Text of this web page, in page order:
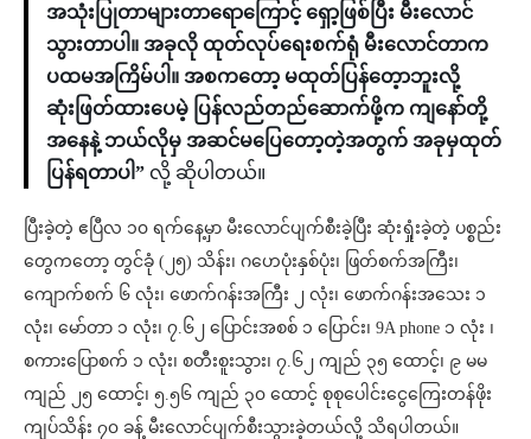
အသုံးပြုတာများတာရောကြောင့် ရှော့ဖြစ်ပြီး မီးလောင်
သွားတာပါ။ အခုလို ထုတ်လုပ်ရေးစက်ရုံ မီးလောင်တာက
ပထမအကြိမ်ပါ။ အစကတော့ မထုတ်ပြန်တေ့ာဘူးလို့
ဆုံးဖြတ်ထားပေမဲ့ ပြန်လည်တည်ဆောက်ဖို့က ကျနော်တို့
အနေနဲ့ ဘယ်လိုမှ အဆင်မပြေတော့တဲ့အတွက် အခုမှထုတ်
ပြန်ရတာပါ” လို့ ဆိုပါတယ်။
ပြီးခဲ့တဲ့ ဧပြီလ ၁၀ ရက်နေ့မှာ မီးလောင်ပျက်စီးခဲ့ပြီး ဆုံးရှုံးခဲ့တဲ့ ပစ္စည်း
တွေကတော့ တွင်ခုံ (၂၅) သိန်း၊ ဂဟေပုံးနှစ်ပုံး၊ ဖြတ်စက်အကြီး၊
ကျောက်စက် ၆ လုံး၊ ဖောက်ဂန်းအကြီး ၂ လုံး၊ ဖောက်ဂန်းအသေး ၁
လုံး၊ မော်တာ ၁ လုံး၊ ၇.၆၂ ပြောင်းအစစ် ၁ ပြောင်း၊ 9A phone ၁ လုံး ၊
စကားပြောစက် ၁ လုံး၊ စတီးစူးသွား၊ ၇.၆၂ ကျည် ၃၅ ထောင့်၊ ၉ မမ
ကျည် ၂၅ ထောင့်၊ ၅.၅၆ ကျည် ၃၀ ထောင့် စုစုပေါင်းငွေကြေးတန်ဖိုး
ကျပ်သိန်း ၇၀ ခန့် မီးလောင်ပျက်စီးသွားခဲ့တယ်လို့ သိရပါတယ်။